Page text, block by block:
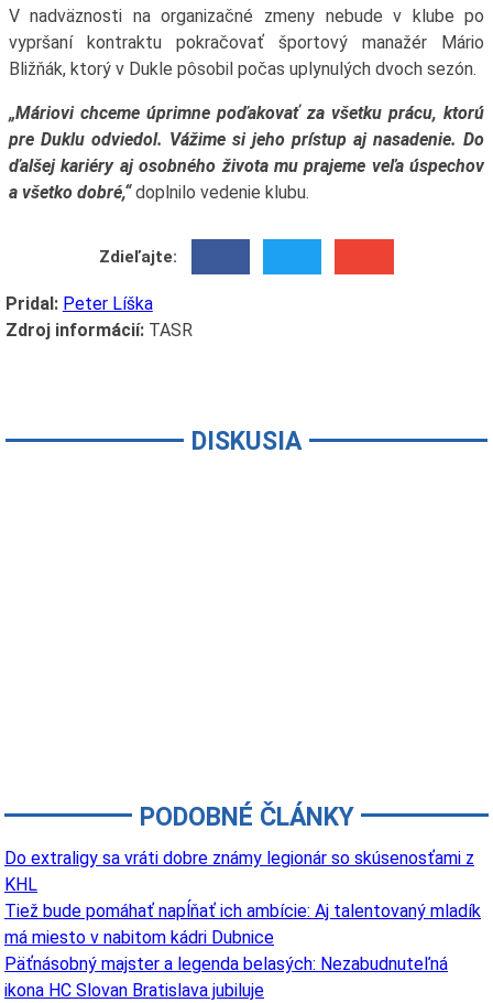
V nadväznosti na organizačné zmeny nebude v klube po
vypršaní kontraktu pokračovať športový manažér Mário
Bližňák, ktorý v Dukle pôsobil počas uplynulých dvoch sezón.
„Máriovi chceme úprimne poďakovať za všetku prácu, ktorú
pre Duklu odviedol. Vážime si jeho prístup aj nasadenie. Do
ďalšej kariéry aj osobného života mu prajeme veľa úspechov
a všetko dobré,“doplnilo vedenie klubu.
Zdieľajte:
Pridal: Peter Líška
Zdroj informácií:TASR
DISKUSIA
PODOBNÉ ČLÁNKY
Do extraligy sa vráti dobre známy legionár so skúsenosťami z
KHL
Tiež bude pomáhať napĺňať ich ambície: Aj talentovaný mladík
má miesto v nabitom kádri Dubnice
Päťnásobný majster a legenda belasých: Nezabudnuteľná
ikona HC Slovan Bratislava jubiluje